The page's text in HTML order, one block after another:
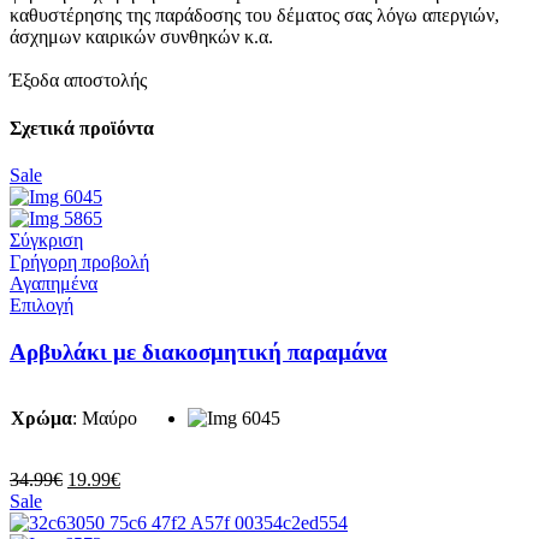
καθυστέρησης της παράδοσης του δέματος σας λόγω απεργιών,
άσχημων καιρικών συνθηκών κ.α.
Έξοδα αποστολής
Σχετικά προϊόντα
Sale
Σύγκριση
Γρήγορη προβολή
Αγαπημένα
ΕπιλογήΑυτό
προϊόν
έχει
παραλλαγές.
μπορούν
επιλεγούν
Αρβυλάκι με διακοσμητική παραμάνα
Χρώμα: Μαύρο
34.99€ Original
was:
19.99€Η
τιμή
Sale